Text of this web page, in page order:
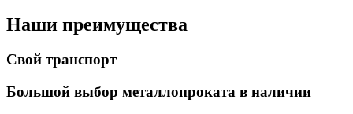
Наши преимущества
Свой транспорт
Большой выбор металлопроката в наличии